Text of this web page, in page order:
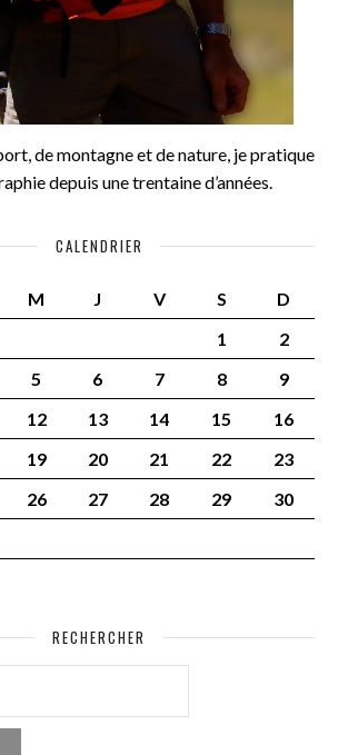
de montagne et de nature, je pratique
depuis une trentaine d’années.
CALENDRIER
M J V S
D
1
2
5 6 7 8
9
12 13 14 15
16
19 20 21 22
23
26 27 28 29
30
RECHERCHER